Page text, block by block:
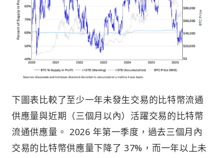
下圖表比較了至少一年未發生交易的比特幣流通
供應量與近期（三個月以內）活躍交易的比特幣
流通供應量。 2026 年第一季度，過去三個月內
交易的比特幣供應量下降了 37%，而一年以上未